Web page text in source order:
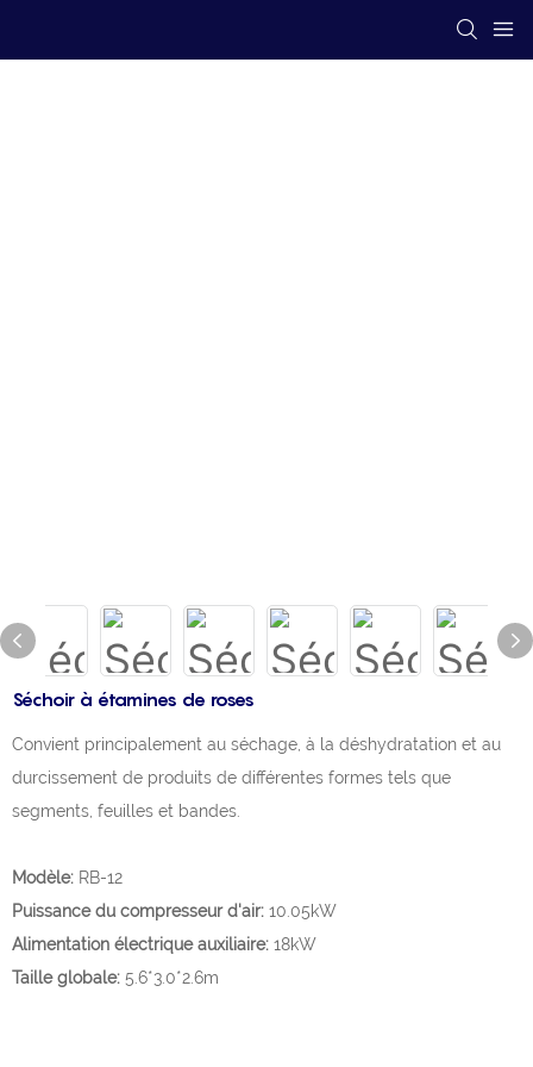
Séchoir à étamines de roses
Convient principalement au séchage, à la déshydratation et au
durcissement de produits de différentes formes tels que
segments, feuilles et bandes.
Modèle: RB-12
Puissance du compresseur d'air: 10.05kW
Alimentation électrique auxiliaire: 18kW
Taille globale: 5.6*3.0*2.6m